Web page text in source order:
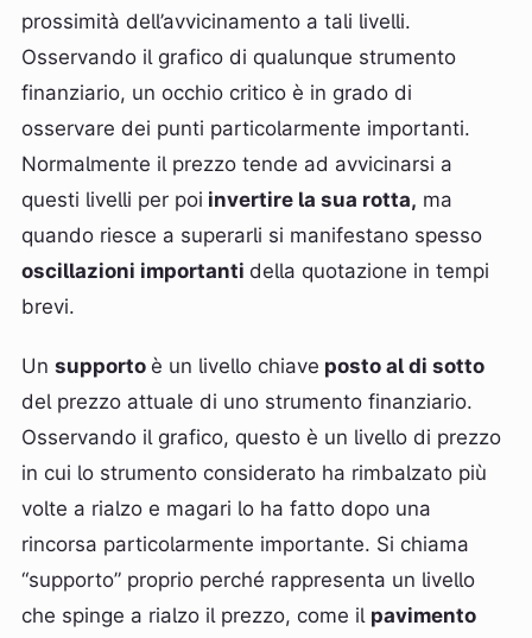
prossimità dell’avvicinamento a tali livelli.
Osservando il grafico di qualunque strumento
finanziario, un occhio critico è in grado di
osservare dei punti particolarmente importanti.
Normalmente il prezzo tende ad avvicinarsi a
questi livelli per poi invertire la sua rotta, ma
quando riesce a superarli si manifestano spesso
oscillazioni importanti della quotazione in tempi
brevi.
Un supporto è un livello chiave posto al di sotto
del prezzo attuale di uno strumento finanziario.
Osservando il grafico, questo è un livello di prezzo
in cui lo strumento considerato ha rimbalzato più
volte a rialzo e magari lo ha fatto dopo una
rincorsa particolarmente importante. Si chiama
“supporto” proprio perché rappresenta un livello
che spinge a rialzo il prezzo, come il pavimento